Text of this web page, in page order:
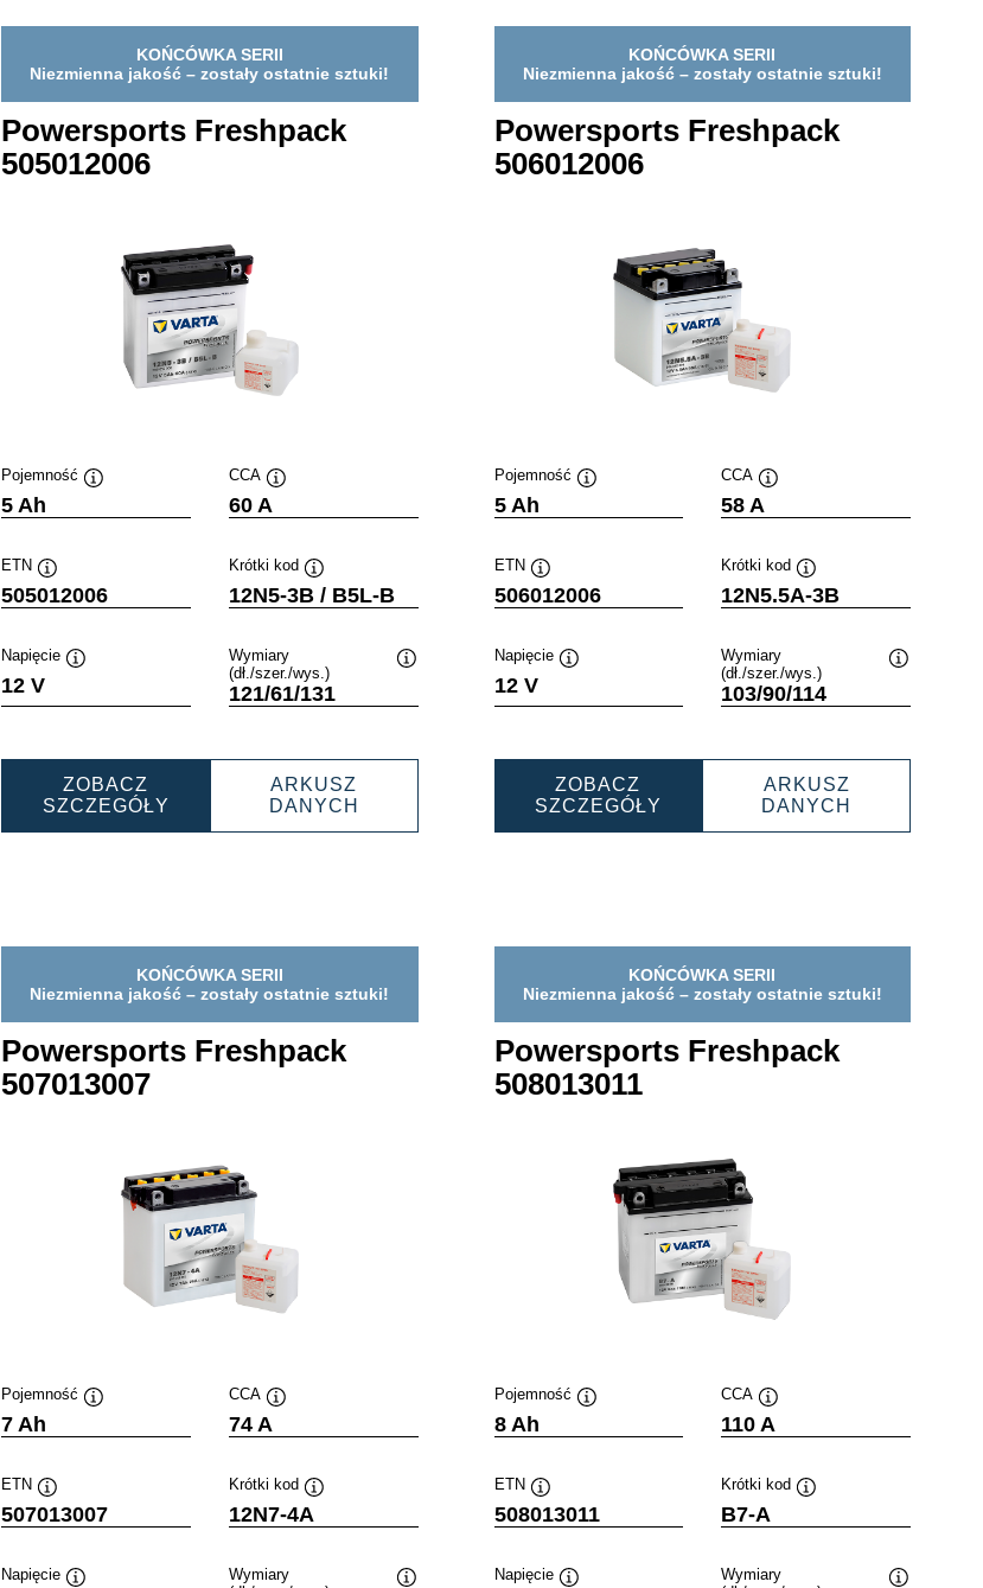
KOŃCÓWKA SERII
Niezmienna jakość – zostały ostatnie sztuki!
Powersports Freshpack
505012006
Pojemność
5 Ah
CCA
60 A
ETN
Podpowiedz
505012006
Krótki kod
Podpowiedz
12N5-3B / B5L-B
Napięcie
12 V
Wymiary
(dł./szer./wys.)
121/61/131
ZOBACZ
SZCZEGÓŁY POWERSPORTS
ARKUSZ
DANYCH
KOŃCÓWKA SERII
Niezmienna jakość – zostały ostatnie sztuki!
Powersports Freshpack
506012006
Pojemność
5 Ah
CCA
58 A
ETN
Podpowiedz
506012006
Krótki kod
Podpowiedz
12N5.5A-3B
Napięcie
12 V
Wymiary
(dł./szer./wys.)
103/90/114
ZOBACZ
SZCZEGÓŁY POWERSPORTS
ARKUSZ
DANYCH
KOŃCÓWKA SERII
Niezmienna jakość – zostały ostatnie sztuki!
Powersports Freshpack
507013007
Pojemność
7 Ah
CCA
74 A
ETN
Podpowiedz
507013007
Krótki kod
12N7-4A
Napięcie
Wymiary
KOŃCÓWKA SERII
Niezmienna jakość – zostały ostatnie sztuki!
Powersports Freshpack
508013011
Pojemność
8 Ah
CCA
Podpowiedz
110 A
ETN
Podpowiedz
508013011
Krótki kod
B7-A
Napięcie
Wymiary